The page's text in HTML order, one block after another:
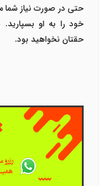
حتی در صورت نیاز شما
خود را به او
حقتان نخواهید بود.